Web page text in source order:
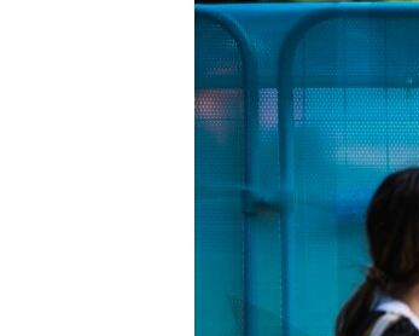
УКРАЇНСЬКА ПРОБЛЕМА КРИМУ